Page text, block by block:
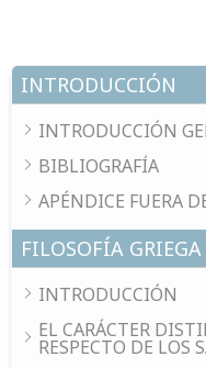
INTRODUCCIÓN
INTRODUCCIÓN
BIBLIOGRAFÍA
APÉNDICE FUERA
FILOSOFÍA GRIEGA
INTRODUCCIÓN
EL CARÁCTER
RESPECTO DE LOS